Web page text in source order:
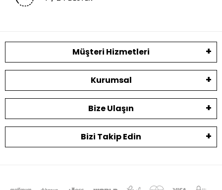
Müşteri Hizmetleri
Kurumsal
Bize Ulaşın
Bizi Takip Edin